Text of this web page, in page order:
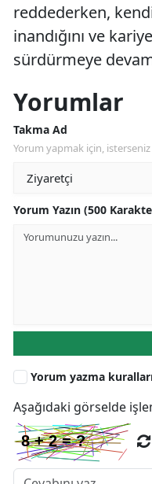
reddederken,
inandığını ve
sürdürmeye
Yorumlar
Takma Ad
Yorum yapmak için, isterseniz
Yorum Yazın (500
Yorum yazma
Aşağıdaki görselde